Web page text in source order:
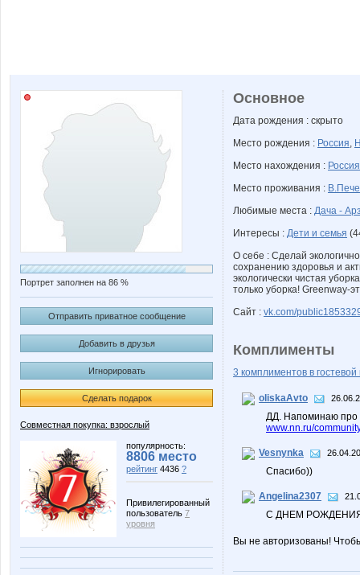
Портрет заполнен на 86 %
Отправить приватное сообщение
Добавить в друзья
Игнорировать
Сделать подарок
Совместная покупка: взрослый
популярность:
8806 место
рейтинг 4436 ?
Привилегированный
пользователь 7
уровня
Основное
Дата рождения : скрыто
Место рождения : Россия,
Место нахождения : Россия
Место проживания :
Любимые места : Дача -
Интересы : Дети и семья
О себе : Сделай
сохранению здоровья и
экологически чистая
только уборка! Greenway-
Сайт : vk.com/
Комплименты
3 комплиментов в гостевой
oliskaAvto
ДД. Напоминаю про
www.nn.ru/
Vesnynka
Спасибо))
Angelina2307
С ДНЕМ
Вы не авторизованы!